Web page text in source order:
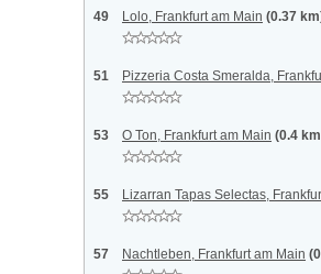
49 Lolo, Frankfurt am Main (0.37
51 Pizzeria Costa Smeralda,
53 O Ton, Frankfurt am Main (0.4
55 Lizarran Tapas Selectas,
57 Nachtleben, Frankfurt am Main